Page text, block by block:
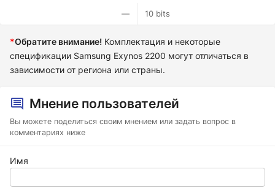
—
10 bits
*Обратите внимание! Комплектация и некоторые
спецификации Samsung Exynos 2200 могут отличаться в
зависимости от региона или страны.
Мнение пользователей
Вы можете поделиться своим мнением или задать вопрос в
комментариях ниже
Имя